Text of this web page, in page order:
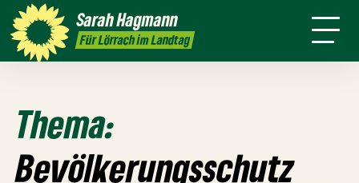
SarahHagmann
Für Lörrach im Landtag
Termine Presse
mich
Thema:
Bevölkerungsschutz